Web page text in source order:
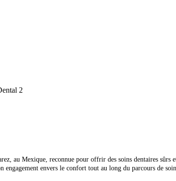
au Mexique, reconnue pour offrir des soins dentaires
engagement envers le confort tout au long du parcours de